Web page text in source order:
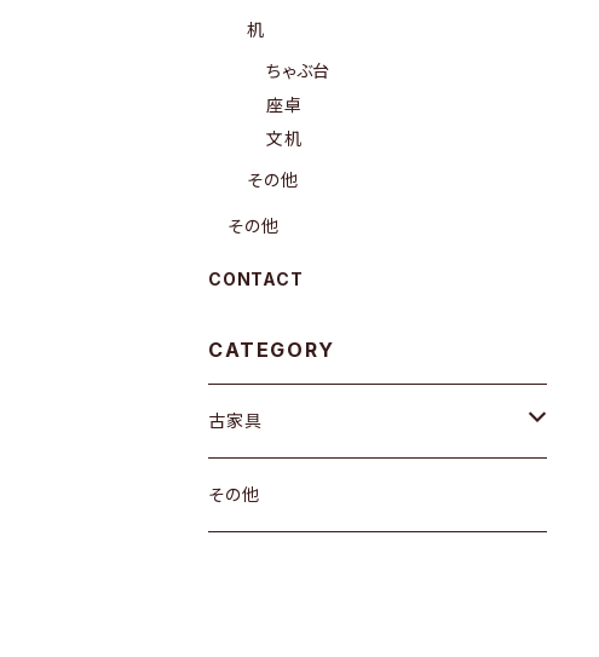
机
ちゃぶ台
座卓
文机
その他
その他
CONTACT
CATEGORY
古家具
箪笥
その他